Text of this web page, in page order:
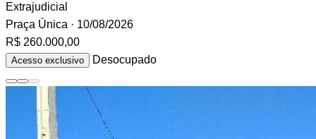
Extrajudicial
Praça Única · 10/08/2026
R$ 260.000,00
Acesso exclusivo Desocupado